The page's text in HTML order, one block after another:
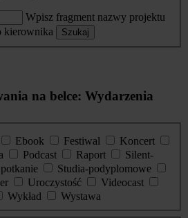
Wpisz fragment nazwy projektu
kierownika
Szukaj
na belce: Wydarzenia
Ebook Festiwal
Koncert
Podcast Raport
Silent-
Studia-podyplomowe
Uroczystość
Videocast
Wykład
Wystawa